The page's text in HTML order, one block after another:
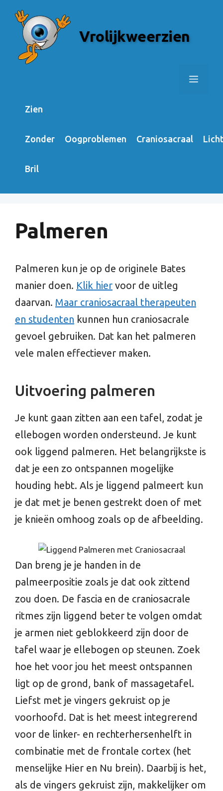
content
Vrolijkweerzien
Menu
Zien
Zonder
Bril
Oogproblemen Craniosacraal Licht
Palmeren
Palmeren kun je op de originele Bates
manier doen. Klik hier voor de uitleg
daarvan. Maar craniosacraal therapeuten
en studenten kunnen hun craniosacrale
gevoel gebruiken. Dat kan het palmeren
vele malen effectiever maken.
Uitvoering palmeren
Je kunt gaan zitten aan een tafel, zodat je
ellebogen worden ondersteund. Je kunt
ook liggend palmeren. Het belangrijkste is
dat je een zo ontspannen mogelijke
houding hebt. Als je liggend palmeert kun
je dat met je benen gestrekt doen of met
je knieën omhoog zoals op de afbeelding.
Dan breng je je handen in de
palmeerpositie zoals je dat ook zittend
zou doen. De fascia en de craniosacrale
ritmes zijn liggend beter te volgen omdat
je armen niet geblokkeerd zijn door de
tafel waar je ellebogen op steunen. Zoek
hoe het voor jou het meest ontspannen
ligt op de grond, bank of massagetafel.
Liefst met je vingers gekruist op je
voorhoofd. Dat is het meest integrerend
voor de linker- en rechterhersenhelft in
combinatie met de frontale cortex (het
menselijke Hier en Nu brein). Daarbij is het,
als de vingers gekruist zijn, makkelijker om